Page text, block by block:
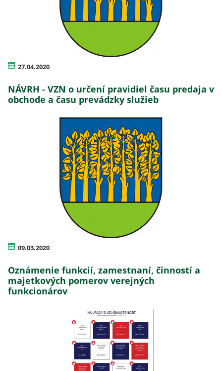
27.04.2020
NÁVRH - VZN o určení pravidiel času predaja v
obchode a času prevádzky služieb
09.03.2020
Oznámenie funkcií, zamestnaní, činností a
majetkových pomerov verejných
funkcionárov